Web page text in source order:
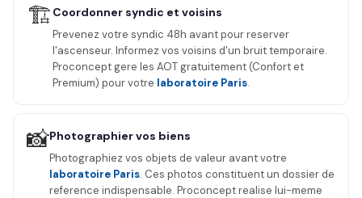
🏗️ Coordonner syndic et voisins
Prevenez votre syndic 48h avant pour reserver
l'ascenseur. Informez vos voisins d'un bruit temporaire.
Proconcept gere les AOT gratuitement (Confort et
Premium) pour votre laboratoire Paris.
📸Photographier vos biens
Photographiez vos objets de valeur avant votre
laboratoire Paris. Ces photos constituent un dossier de
reference indispensable. Proconcept realise lui-meme